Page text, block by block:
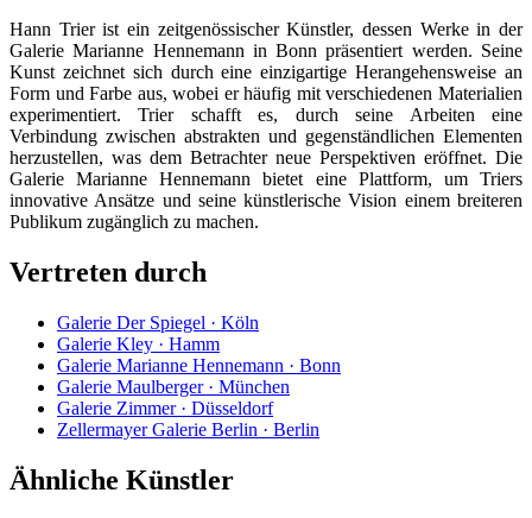
Hann Trier ist ein zeitgenössischer Künstler, dessen Werke in der
Galerie Marianne Hennemann in Bonn präsentiert werden. Seine
Kunst zeichnet sich durch eine einzigartige Herangehensweise an
Form und Farbe aus, wobei er häufig mit verschiedenen Materialien
experimentiert. Trier schafft es, durch seine Arbeiten eine
Verbindung zwischen abstrakten und gegenständlichen Elementen
herzustellen, was dem Betrachter neue Perspektiven eröffnet. Die
Galerie Marianne Hennemann bietet eine Plattform, um Triers
innovative Ansätze und seine künstlerische Vision einem breiteren
Publikum zugänglich zu machen.
Vertreten durch
Galerie Der Spiegel · Köln
Galerie Kley · Hamm
Galerie Marianne Hennemann · Bonn
Galerie Maulberger · München
Galerie Zimmer · Düsseldorf
Zellermayer Galerie Berlin · Berlin
Ähnliche Künstler